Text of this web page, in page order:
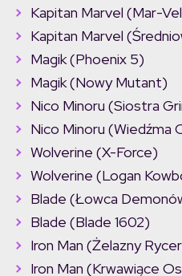
Kapitan Marvel (Mar-
Kapitan Marvel
Magik (Phoenix 5)
Magik (Nowy Mutant)
Nico Minoru (Siostra
Nico Minoru (Wiedźma
Wolverine (X-Force)
Wolverine (Logan
Blade (Łowca
Blade (Blade 1602)
Iron Man (Żelazny
Iron Man (Krwawiące